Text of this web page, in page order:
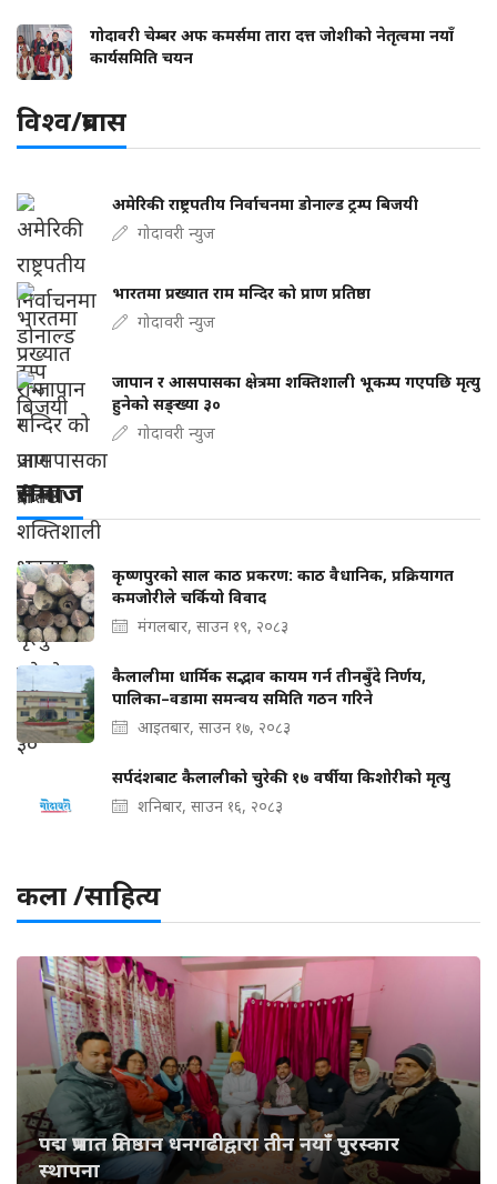
गोदावरी चेम्बर अफ कमर्समा तारा दत्त जोशीको नेतृत्वमा नयाँ
कार्यसमिति चयन
विश्व/प्रबास
अमेरिकी राष्ट्रपतीय निर्वाचनमा डोनाल्ड ट्रम्प बिजयी
गोदावरी न्युज
भारतमा प्रख्यात राम मन्दिर को प्राण प्रतिष्ठा
गोदावरी न्युज
जापान र आसपासका क्षेत्रमा शक्तिशाली भूकम्प गएपछि मृत्यु
हुनेको सङ्ख्या ३०
गोदावरी न्युज
समाज
कृष्णपुरको साल काठ प्रकरण: काठ वैधानिक, प्रक्रियागत
कमजोरीले चर्कियो विवाद
मंगलबार, साउन १९, २०८३
कैलालीमा धार्मिक सद्भाव कायम गर्न तीनबुँदे निर्णय,
पालिका–वडामा समन्वय समिति गठन गरिने
आइतबार, साउन १७, २०८३
सर्पदंशबाट कैलालीको चुरेकी १७ वर्षीया किशोरीको मृत्यु
शनिबार, साउन १६, २०८३
कला /साहित्य
पद्म प्रभात प्रतिष्ठान धनगढीद्वारा तीन नयाँ पुरस्कार
स्थापना